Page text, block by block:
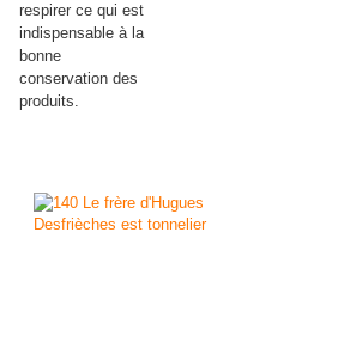
respirer ce qui est
indispensable à la
bonne
conservation des
produits.